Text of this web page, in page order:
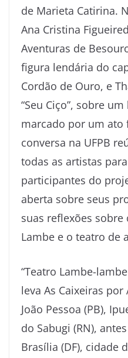
de Marieta Catirina.
Ana Cristina
Aventuras de
figura lendária do
Cordão de Ouro, e
“Seu Ciço”, sobre
marcado por um ato
conversa na UFPB
todas as artistas
participantes do
aberta sobre seus
suas reflexões sobre
Lambe e o teatro de
“Teatro Lambe-
leva As Caixeiras por
João Pessoa (PB),
do Sabugi (RN),
Brasília (DF), cidade